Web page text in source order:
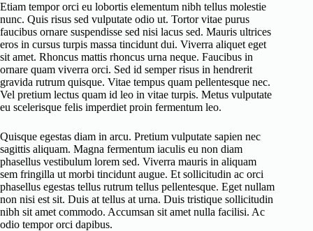
Etiam tempor orci eu lobortis elementum nibh tellus molestie
nunc. Quis risus sed vulputate odio ut. Tortor vitae purus
faucibus ornare suspendisse sed nisi lacus sed. Mauris ultrices
eros in cursus turpis massa tincidunt dui. Viverra aliquet eget
sit amet. Rhoncus mattis rhoncus urna neque. Faucibus in
ornare quam viverra orci. Sed id semper risus in hendrerit
gravida rutrum quisque. Vitae tempus quam pellentesque nec.
Vel pretium lectus quam id leo in vitae turpis. Metus vulputate
eu scelerisque felis imperdiet proin fermentum leo.
Quisque egestas diam in arcu. Pretium vulputate sapien nec
sagittis aliquam. Magna fermentum iaculis eu non diam
phasellus vestibulum lorem sed. Viverra mauris in aliquam
sem fringilla ut morbi tincidunt augue. Et sollicitudin ac orci
phasellus egestas tellus rutrum tellus pellentesque. Eget nullam
non nisi est sit. Duis at tellus at urna. Duis tristique sollicitudin
nibh sit amet commodo. Accumsan sit amet nulla facilisi. Ac
odio tempor orci dapibus.